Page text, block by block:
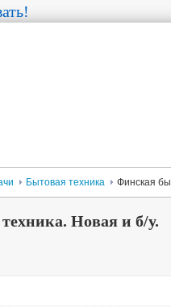
Бытовая техника Финская
Новая и б/у.